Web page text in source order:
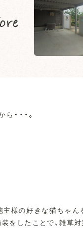
・・・。
様の好きな猫ちゃ
をしたことで、雑草